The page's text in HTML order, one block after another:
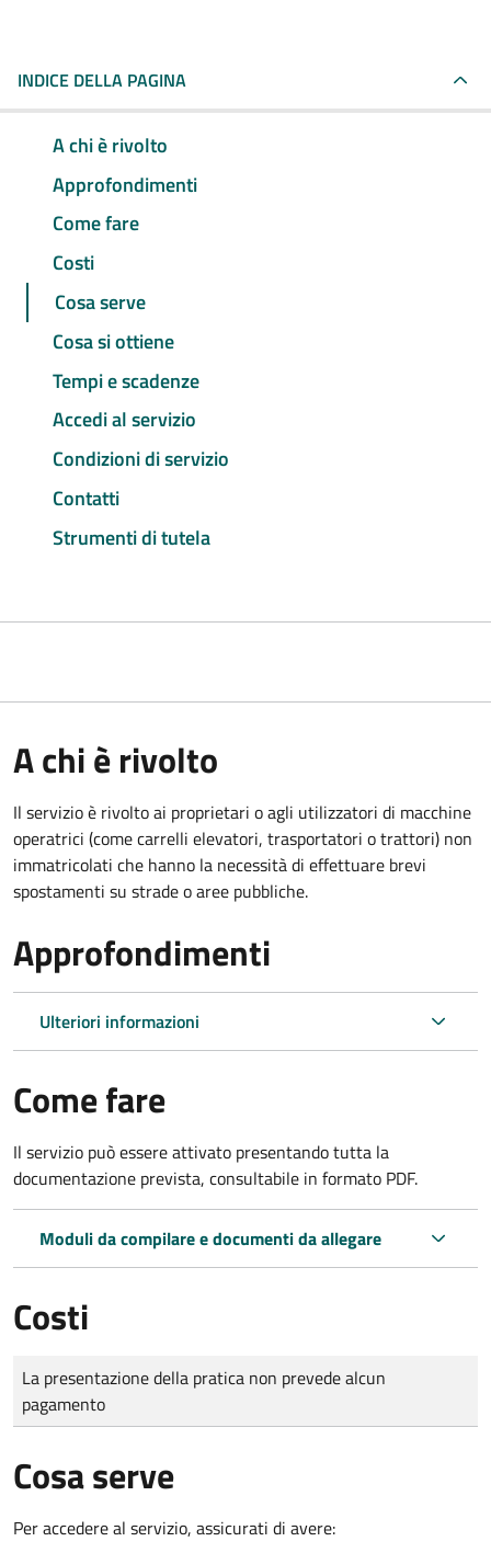
INDICE DELLA PAGINA
A chi è rivolto
Approfondimenti
Come fare
Costi
Cosa serve
Cosa si ottiene
Tempi e scadenze
Accedi al servizio
Condizioni di servizio
Contatti
Strumenti di tutela
A chi è rivolto
Il servizio è rivolto ai proprietari o agli utilizzatori di macchine
operatrici (come carrelli elevatori, trasportatori o trattori) non
immatricolati che hanno la necessità di effettuare brevi
spostamenti su strade o aree pubbliche.
Approfondimenti
Ulteriori informazioni
Come fare
Il servizio può essere attivato presentando tutta la
documentazione prevista, consultabile in formato PDF.
Moduli da compilare e documenti da allegare
Costi
Tipo di pagamento
Importo
La presentazione della pratica non prevede alcun
pagamento
Cosa serve
Per accedere al servizio, assicurati di avere: